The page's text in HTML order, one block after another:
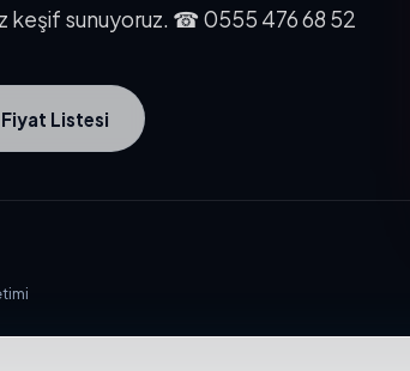
keşif sunuyoruz. ☎ 0555 476 68 52
Fiyat Listesi